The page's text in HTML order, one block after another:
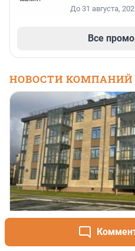
До 31 августа,
Все
НОВОСТИ КОМПАНИЙ
Скидка до 880 000